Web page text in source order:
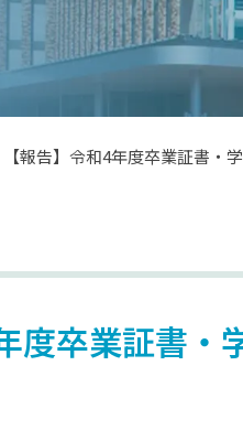
【報告】令和4年度卒業証書・
度卒業証書・